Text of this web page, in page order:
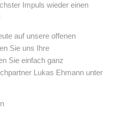
Impuls wieder einen
auf unsere offenen
Sie uns Ihre
Sie einfach ganz
Lukas Ehmann unter